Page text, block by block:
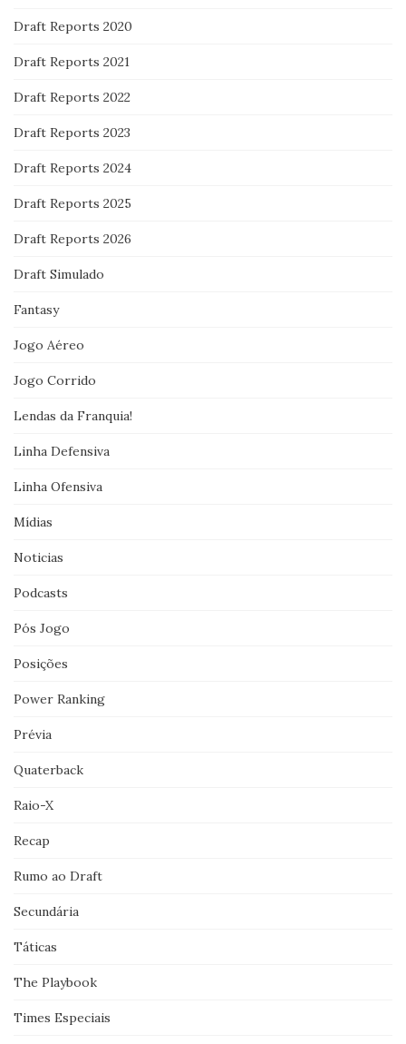
Draft Reports 2020
Draft Reports 2021
Draft Reports 2022
Draft Reports 2023
Draft Reports 2024
Draft Reports 2025
Draft Reports 2026
Draft Simulado
Fantasy
Jogo Aéreo
Jogo Corrido
Lendas da Franquia!
Linha Defensiva
Linha Ofensiva
Mídias
Noticias
Podcasts
Pós Jogo
Posições
Power Ranking
Prévia
Quaterback
Raio-X
Recap
Rumo ao Draft
Secundária
Táticas
The Playbook
Times Especiais